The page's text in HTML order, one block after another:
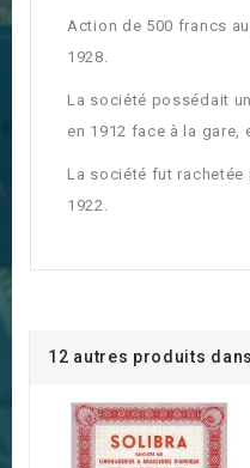
Action de 500 francs
1928.
La société possédait
en 1912 face à la gare,
La société fut rachetée
1922.
12 autres produits